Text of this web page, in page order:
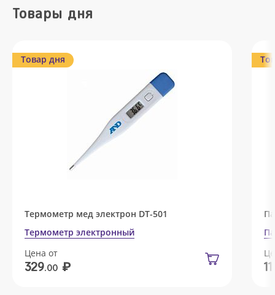
Товары дня
Товар дня
Термометр мед электрон DT-501
Термометр электронный
Цена от
329.00 ₽ 11